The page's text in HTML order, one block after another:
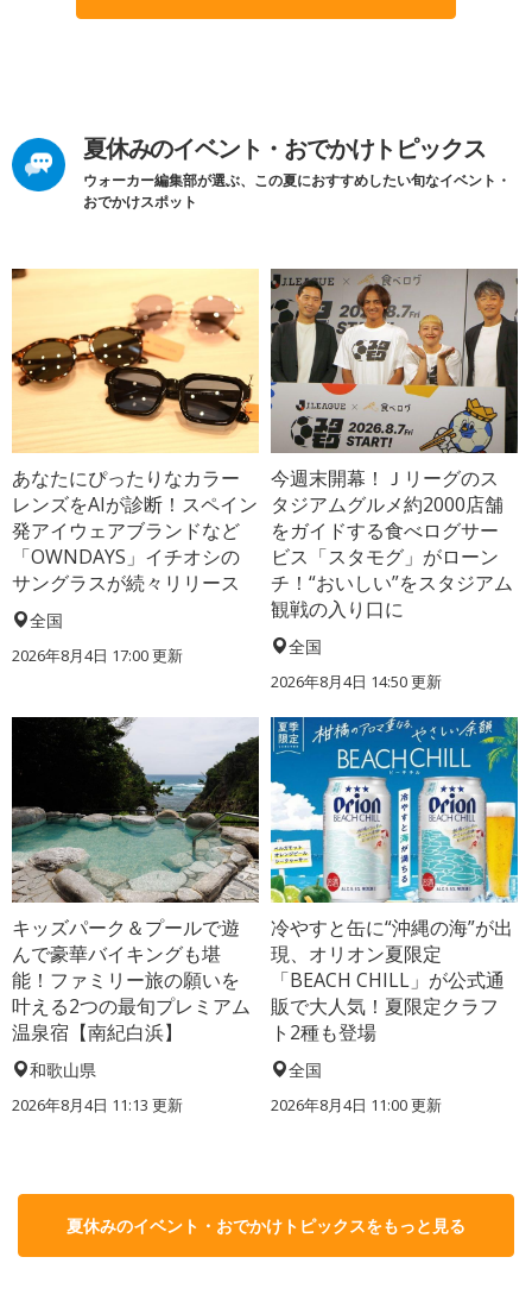
夏休みのイベント・おでかけトピックス
ウォーカー編集部が選ぶ、この夏におすすめしたい旬なイベント・
おでかけスポット
あなたにぴったりなカラー
レンズをAIが診断！スペイン
発アイウェアブランドなど
「OWNDAYS」イチオシの
サングラスが続々リリース
全国
2026年8月4日 17:00更新
今週末開幕！Ｊリーグのス
タジアムグルメ約2000店舗
をガイドする食べログサー
ビス「スタモグ」がローン
チ！“おいしい”をスタジアム
観戦の入り口に
全国
2026年8月4日 14:50更新
キッズパーク＆プールで遊
んで豪華バイキングも堪
能！ファミリー旅の願いを
叶える2つの最旬プレミアム
温泉宿【南紀白浜】
和歌山県
2026年8月4日 11:13 更新
冷やすと缶に“沖縄の海”が出
現、オリオン夏限定
「BEACH CHILL」が公式通
販で大人気！夏限定クラフ
ト2種も登場
全国
2026年8月4日 11:00更新
夏休みのイベント・おでかけトピックスをもっと見る